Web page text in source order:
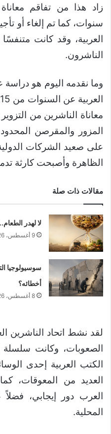
زاد هذا من تفاقم
سنوات، كما تم إلغاء أو
العربية، وقد كانت
الناشرون.
وما نقدمه اليوم هو
معاناة الناشرين من
المزور والمقرصن
على صعيد الشركات
الظاهرة وأصبحت كارثة
مقالات ذات صلة
لا لهدر
9 أغسطس، 2026
سوسيولوجيا
أخطائه؟
8 أغسطس، 2026
لقد نشط اتحاد الناشرين
الصعوبات، وكانت
الكتب العربية إحدى
العديد من المعوقات،
العرب دور إيجابي،
المحلية.